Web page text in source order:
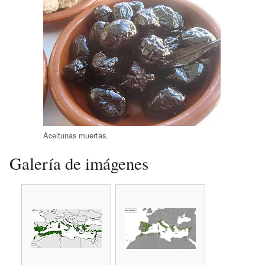
Aceitunas muertas.
Galería de imágenes